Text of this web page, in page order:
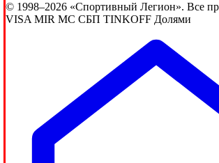
© 1998–2026 «Спортивный Легион». Все
VISA MIR MC СБП TINKOFF Долями